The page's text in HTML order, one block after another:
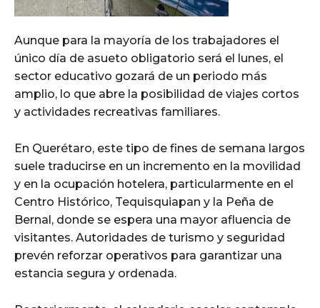
Aunque para la mayoría de los trabajadores el
único día de asueto obligatorio será el lunes, el
sector educativo gozará de un periodo más
amplio, lo que abre la posibilidad de viajes cortos
y actividades recreativas familiares.
En Querétaro, este tipo de fines de semana largos
suele traducirse en un incremento en la movilidad
y en la ocupación hotelera, particularmente en el
Centro Histórico, Tequisquiapan y la Peña de
Bernal, donde se espera una mayor afluencia de
visitantes. Autoridades de turismo y seguridad
prevén reforzar operativos para garantizar una
estancia segura y ordenada.